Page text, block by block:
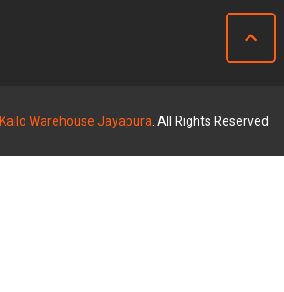
Kailo Warehouse Jayapura . All Rights Reserved